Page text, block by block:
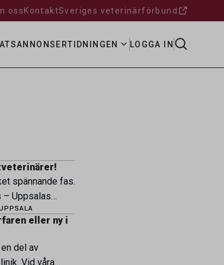
oss KontaktSveriges veterinärförbund
TIDNINGEN LOGGA IN
spännande fas.
– Uppsalas
nu sin
söker
vill vara med
eller ny i
del av
Vid våra